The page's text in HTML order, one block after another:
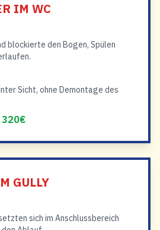
IM WC
blockierte den Bogen, Spülen
Sicht, ohne Demontage des
320€
GULLY
sich im Anschlussbereich